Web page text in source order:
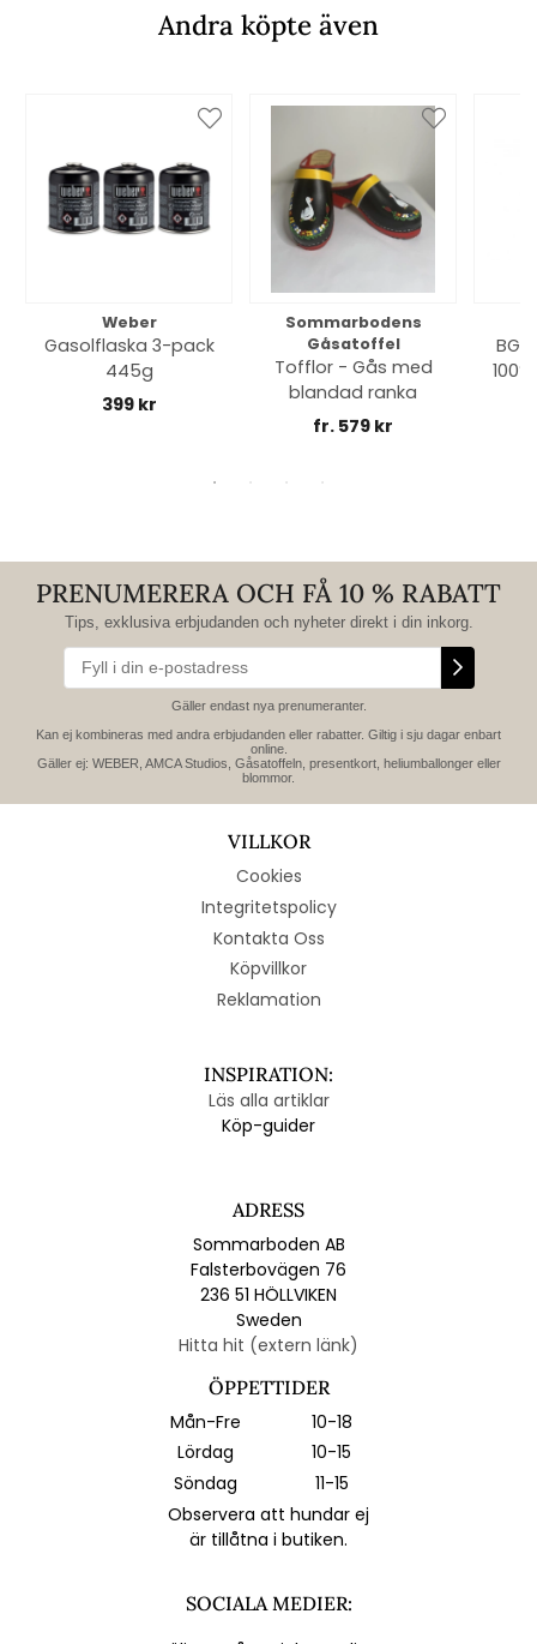
Andra köpte även
Weber
Gasolflaska 3-pack
445g
399 kr
Sommarbodens
Gåsatoffel
Tofflor - Gås med
blandad ranka
fr. 579 kr
PRENUMERERA OCH FÅ 10 % RABATT
Tips, exklusiva erbjudanden och nyheter direkt i din inkorg.
Gäller endast nya prenumeranter.
Kan ej kombineras med andra erbjudanden eller rabatter. Giltig i sju dagar enbart
online.
Gäller ej: WEBER, AMCA Studios, Gåsatoffeln, presentkort, heliumballonger eller
blommor.
VILLKOR
Cookies
Integritetspolicy
Kontakta Oss
Köpvillkor
Reklamation
INSPIRATION:
Läs alla artiklar
Köp-guider
ADRESS
Sommarboden AB
Falsterbovägen 76
236 51 HÖLLVIKEN
Sweden
Hitta hit (extern länk)
ÖPPETTIDER
Mån-Fre
10-18
Lördag
10-15
Söndag
11-15
Observera att hundar ej
är tillåtna i butiken.
SOCIALA MEDIER: